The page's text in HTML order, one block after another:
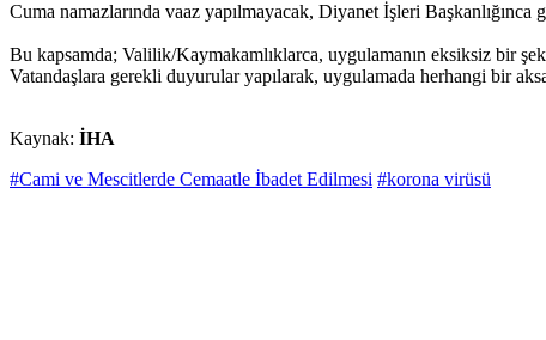
Cuma namazlarında vaaz yapılmayacak, Diyanet İşleri Başkanlığınca
Bu kapsamda; Valilik/Kaymakamlıklarca, uygulamanın eksiksiz bir
Vatandaşlara gerekli duyurular yapılarak, uygulamada herhangi bir
Kaynak: İHA
#Cami ve Mescitlerde Cemaatle İbadet Edilmesi #korona virüsü